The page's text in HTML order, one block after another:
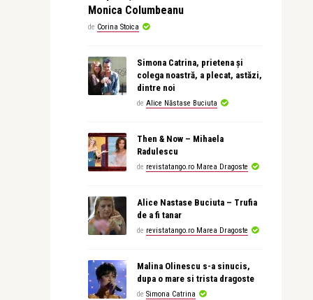
Monica Columbeanu
de Corina Stoica
Simona Catrina, prietena și
colega noastră, a plecat, astăzi,
dintre noi
de Alice Năstase Buciuta
Then & Now – Mihaela
Radulescu
de revistatango.ro Marea Dragoste
Alice Nastase Buciuta – Trufia
de a fi tanar
de revistatango.ro Marea Dragoste
Malina Olinescu s-a sinucis,
dupa o mare si trista dragoste
de Simona Catrina